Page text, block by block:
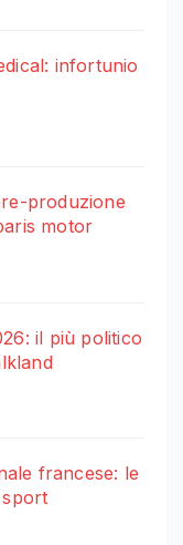
infortunio
produzione
motor
il più politico
francese: le